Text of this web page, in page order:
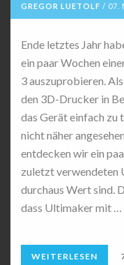
GREGOR LUETOLF / 07.
Ende letztes Jahr
ein paar Wochen
3 auszuprobieren.
den 3D-Drucker in
das Gerät einfach zu
nicht näher
entdecken wir ein
zuletzt verwendeten
durchaus Wert sind.
dass Ultimaker mit …
WEITERLESEN